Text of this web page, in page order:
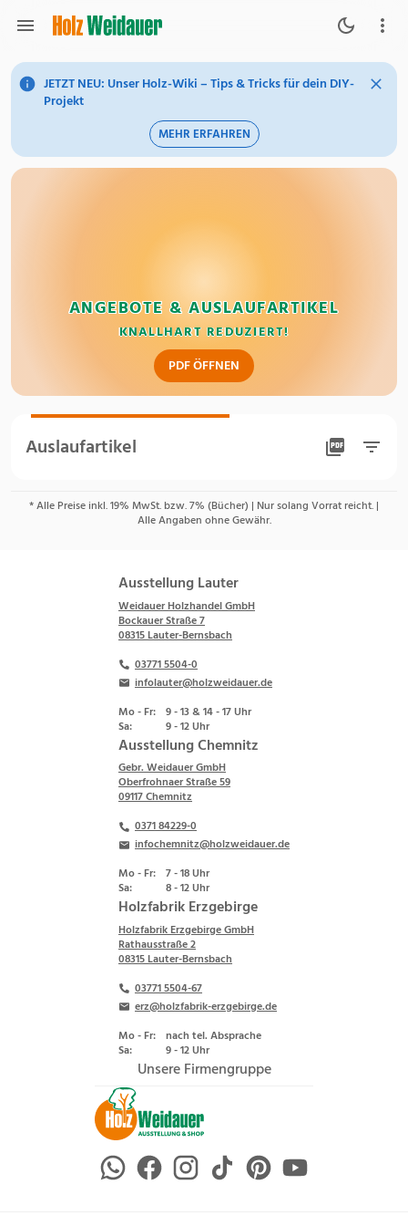
JETZT NEU: Unser Holz-Wiki – Tips & Tricks für dein DIY-
Projekt
MEHR ERFAHREN
ANGEBOTE & AUSLAUFARTIKEL
KNALLHART REDUZIERT!
PDF ÖFFNEN
Auslaufartikel
* Alle Preise inkl. 19% MwSt. bzw. 7% (Bücher) | Nur solang Vorrat reicht. |
Alle Angaben ohne Gewähr.
Ausstellung Lauter
Weidauer Holzhandel GmbH
Bockauer Straße 7
08315 Lauter-Bernsbach
03771 5504-0
infolauter@holzweidauer.de
Mo - Fr: 9 - 13 & 14 - 17 Uhr
Sa:
9 - 12 Uhr
Ausstellung Chemnitz
Gebr. Weidauer GmbH
Oberfrohnaer Straße 59
09117 Chemnitz
0371 84229-0
infochemnitz@holzweidauer.de
Mo - Fr: 7 - 18 Uhr
Sa:
8 - 12 Uhr
Holzfabrik Erzgebirge
Holzfabrik Erzgebirge GmbH
Rathausstraße 2
08315 Lauter-Bernsbach
03771 5504-67
erz@holzfabrik-erzgebirge.de
Mo - Fr: nach tel. Absprache
Sa:
9 - 12 Uhr
Unsere Firmengruppe